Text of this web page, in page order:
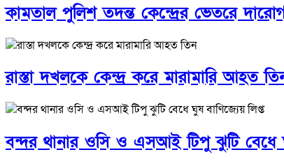
কামতাল পুলিশ তদন্ত কেন্দ্রের ভেতরে
রাস্তা দখলকে কেন্দ্র করে মারামারি আহত
বন্দর থানার ওসি ও এসআই টিপু ঝুটি বেধে